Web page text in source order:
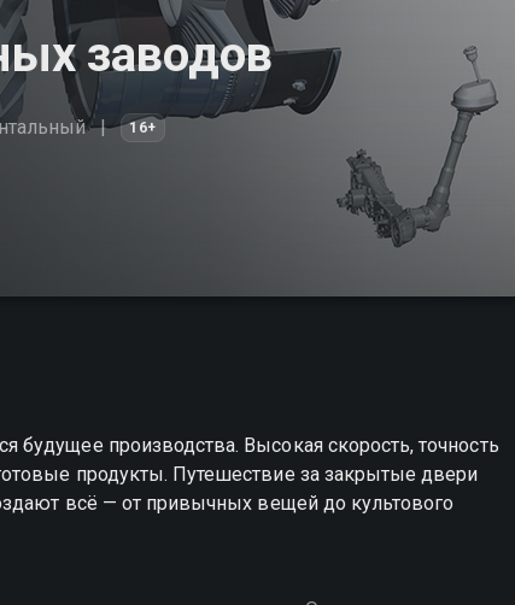
заводов
16+
производства. Высокая скорость, точность
продукты. Путешествие за закрытые двери
всё — от привычных вещей до культового